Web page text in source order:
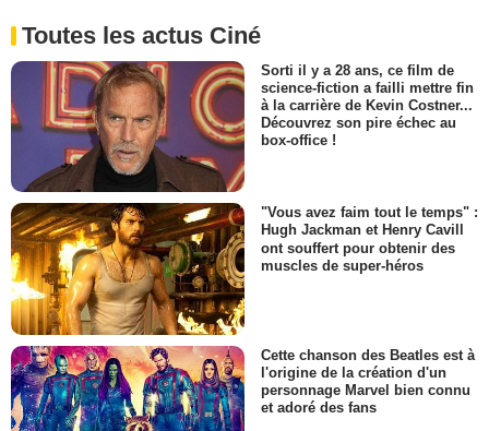
Toutes les actus Ciné
Sorti il y a 28 ans, ce film de
science-fiction a failli mettre fin
à la carrière de Kevin Costner...
Découvrez son pire échec au
box-office !
"Vous avez faim tout le temps" :
Hugh Jackman et Henry Cavill
ont souffert pour obtenir des
muscles de super-héros
Cette chanson des Beatles est à
l'origine de la création d'un
personnage Marvel bien connu
et adoré des fans